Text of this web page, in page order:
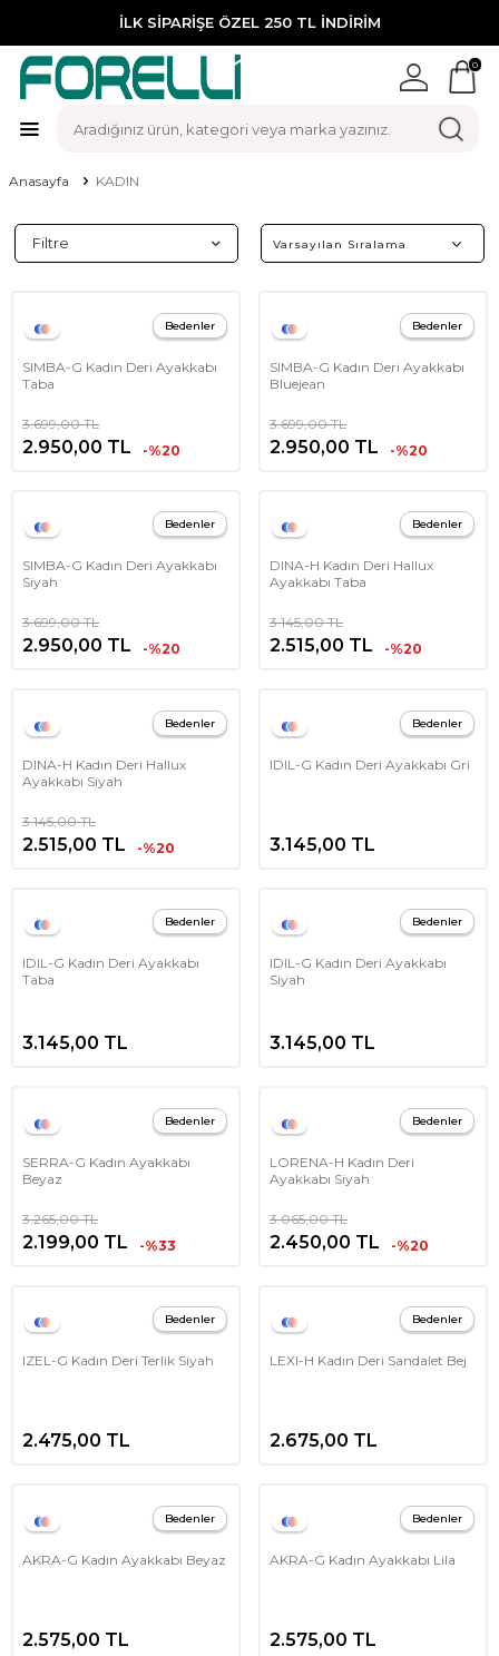
İLK SİPARİŞE ÖZEL 250 TL İNDİRİM
0
Anasayfa KADIN
Filtre
Bedenler
SIMBA-G Kadın Deri Ayakkabı
Taba
3.699,00TL
2.950,00 TL -%20
Bedenler
SIMBA-G Kadın Deri Ayakkabı
Bluejean
3.699,00TL
2.950,00 TL -%20
Bedenler
SIMBA-G Kadın Deri Ayakkabı
Siyah
3.699,00TL
2.950,00 TL -%20
Bedenler
DINA-H Kadın Deri Hallux
Ayakkabı Taba
3.145,00TL
2.515,00 TL -%20
Bedenler
DINA-H Kadın Deri Hallux
Ayakkabı Siyah
3.145,00TL
2.515,00 TL -%20
Bedenler
IDIL-G Kadın Deri Ayakkabı Gri
3.145,00 TL
Bedenler
IDIL-G Kadın Deri Ayakkabı
Taba
3.145,00 TL
Bedenler
IDIL-G Kadın Deri Ayakkabı
Siyah
3.145,00 TL
Bedenler
SERRA-G Kadın Ayakkabı
Beyaz
3.265,00TL
2.199,00 TL -%33
Bedenler
LORENA-H Kadın Deri
Ayakkabı Siyah
3.065,00TL
2.450,00 TL -%20
Bedenler
IZEL-G Kadın Deri Terlik Siyah
2.475,00 TL
Bedenler
LEXI-H Kadın Deri Sandalet Bej
2.675,00 TL
Bedenler
AKRA-G Kadın Ayakkabı Beyaz
2.575,00 TL
Bedenler
AKRA-G Kadın Ayakkabı Lila
2.575,00 TL